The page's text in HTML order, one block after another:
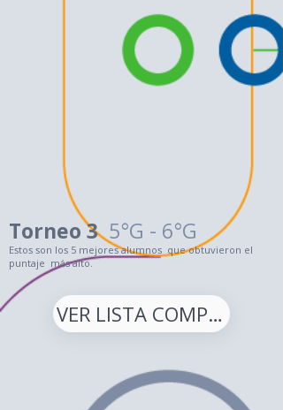
Torneo 35°G - 6°G
Estos son los 5 mejores alumnos que obtuvieron el
puntaje más alto.
VER LISTA COMPLETA